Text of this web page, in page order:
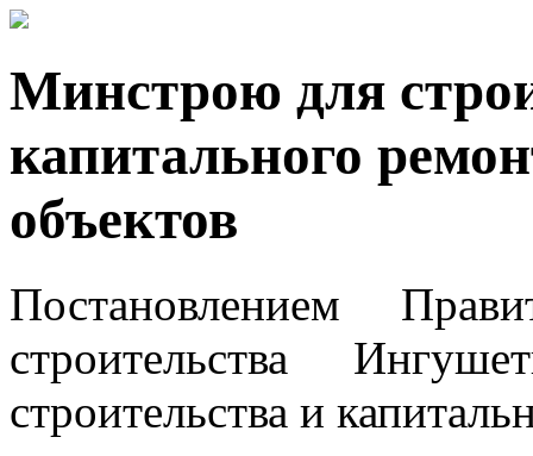
Минстрою для
капитального
объектов
Постановлением
строительства
строительства и